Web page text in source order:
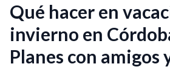
Qué hacer en
invierno en
Planes con amigos